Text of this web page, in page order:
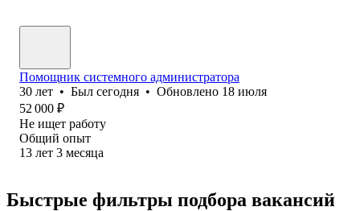
Помощник системного администратора
30 лет • Был сегодня • Обновлено 18 июля
52 000 ₽
Не ищет работу
Общий опыт
13 лет 3 месяца
Быстрые фильтры подбора вакансий